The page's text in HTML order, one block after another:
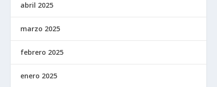
abril 2025
marzo 2025
febrero 2025
enero 2025